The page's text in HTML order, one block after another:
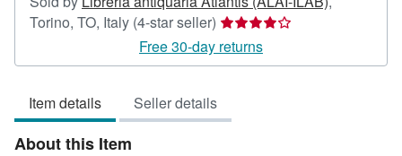
Torino, TO, Italy (4-star seller) Seller
rating
4
5
Free 30-day returns
Item details Seller details
About this Item